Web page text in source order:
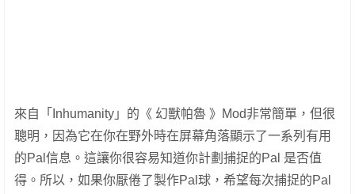
來自「Inhumanity」的《 幻獸帕魯 》Mod非常簡單，但很
聰明，因為它在你在野外時在屏幕角落顯示了一系列有用
的Pal信息。這讓你很容易知道你計劃捕捉的Pal 是否值
得。所以，如果你厭倦了製作Pal球，希望每次捕捉的Pal